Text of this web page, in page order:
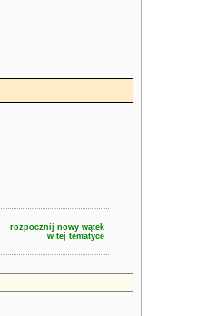
rozpocznij nowy wątek
w tej tematyce